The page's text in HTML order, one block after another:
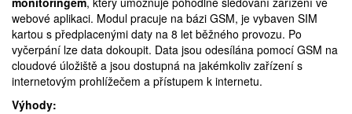
webové aplikaci. Modul pracuje na bázi GSM, je vybaven SIM
kartou s předplacenými daty na 8 let běžného provozu. Po
vyčerpání lze data dokoupit. Data jsou odesílána pomocí GSM na
cloudové úložiště a jsou dostupná na jakémkoliv zařízení s
internetovým prohlížečem a přístupem k internetu.
Výhody: